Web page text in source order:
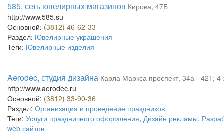
585, сеть ювелирных магазинов Кирова, 47Б
http://www.585.su
Основной: (3812) 46-62-33
Раздел: Ювелирные украшения
Теги: Ювелирные изделия
Aerodec, студия дизайна Карла Маркса проспект, 34а - 421; 4
http://www.aerodec.ru
Основной: (3812) 33-90-36
Раздел: Организация и проведение праздников
Теги: Услуги праздничного оформления, Дизайн рекламы,
web сайтов